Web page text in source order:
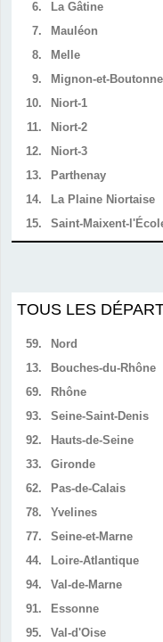
6.
La Gâtine
7.
Mauléon
8.
Melle
9.
Mignon-et-Boutonne
10.
Niort-1
11.
Niort-2
12.
Niort-3
13.
Parthenay
14.
La Plaine Niortaise
15.
Saint-Maixent-
TOUS LES
59.
Nord
13.
Bouches-du-Rhône
69.
Rhône
93.
Seine-Saint-Denis
92.
Hauts-de-Seine
33.
Gironde
62.
Pas-de-Calais
78.
Yvelines
77.
Seine-et-Marne
44.
Loire-Atlantique
94.
Val-de-Marne
91.
Essonne
95.
Val-d'Oise